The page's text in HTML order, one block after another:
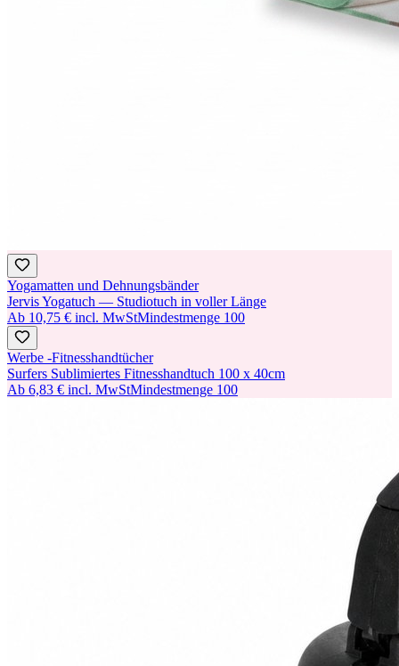
Yogamatten und Dehnungsbänder
Jervis Yogatuch — Studiotuch in voller Länge
Ab 10,75 € incl. MwStMindestmenge 100
Werbe -Fitnesshandtücher
Surfers Sublimiertes Fitnesshandtuch 100 x 40cm
Ab 6,83 € incl. MwStMindestmenge 100